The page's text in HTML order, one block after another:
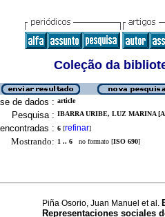
Coleção da
de dados : article
Pesquisa : IBARRA URIBE, LUZ MARINA
: 6 [refinar]
Mostrando: 1 .. 6 no formato [ISO 690]
Piña Osorio, Juan Manuel et al.
Representaciones sociales